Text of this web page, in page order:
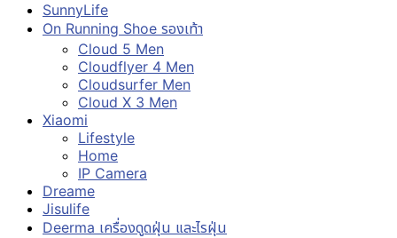
SunnyLife
On Running Shoe รองเท้า
Cloud 5 Men
Cloudflyer 4 Men
Cloudsurfer Men
Cloud X 3 Men
Xiaomi
Lifestyle
Home
IP Camera
Dreame
Jisulife
Deerma เครื่องดูดฝุ่น และไรฝุ่น